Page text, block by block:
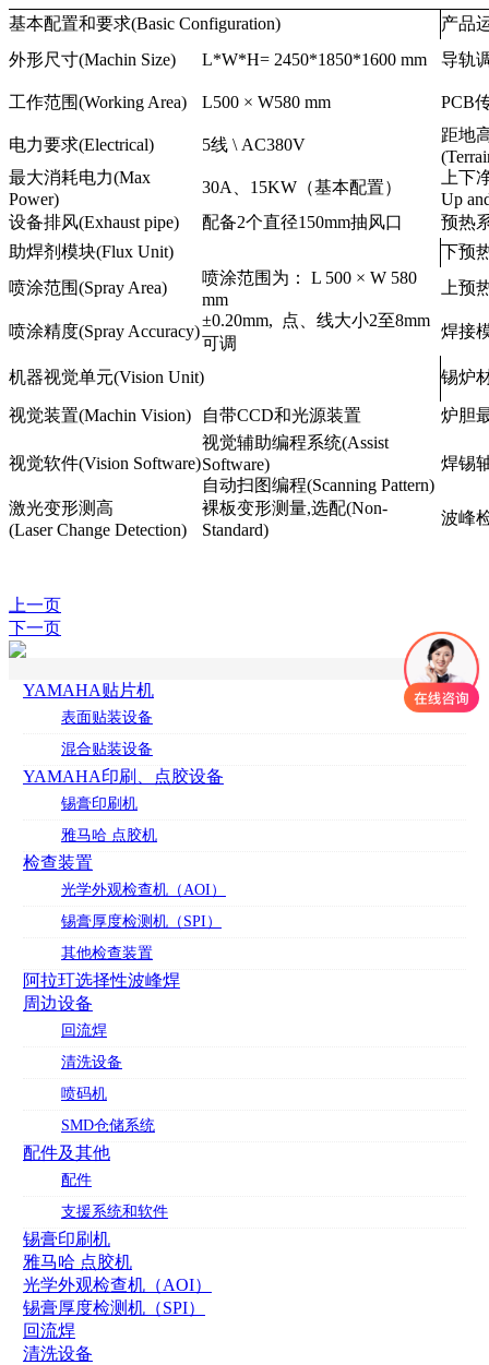
基本配置和要求(Basic Configuration)
产品
外形尺寸(Machin Size)
L*W*H= 2450*1850*1600 mm 导轨
工作范围(Working Area) L500 × W580 mm PCB
电力要求(Electrical) 5线 \ AC380V
距地
最大消耗电力(Max
Power)
30A、15KW（基本配置）
上下
Up
设备排风(Exhaust pipe)
配备2个直径150mm抽风口
预热
助焊剂模块(Flux Unit)
下预
喷涂范围(Spray Area)
喷涂范围为： L 500 × W 580
mm
上预
喷涂精度(Spray Accuracy)
±0.20mm, 点、线大小2至8mm
可调
焊接
机器视觉单元(Vision Unit) 锡炉
视觉装置(Machin Vision) 自带CCD和光源装置 炉胆
视觉软件(Vision Software)
视觉辅助编程系统(Assist
Software)
自动扫图编程(Scanning Pattern)
焊锡
激光变形测高
(Laser Change Detection)
裸板变形测量,选配(Non-
Standard)
波峰
上一页
下一页
YAMAHA贴片机
表面贴装设备
混合贴装设备
YAMAHA印刷、点胶设备
锡膏印刷机
雅马哈 点胶机
检查装置
光学外观检查机（AOI）
锡膏厚度检测机（SPI）
其他检查装置
阿拉玎选择性波峰焊
周边设备
回流焊
清洗设备
喷码机
SMD仓储系统
配件及其他
配件
支援系统和软件
锡膏印刷机
雅马哈 点胶机
光学外观检查机（AOI）
锡膏厚度检测机（SPI）
回流焊
清洗设备